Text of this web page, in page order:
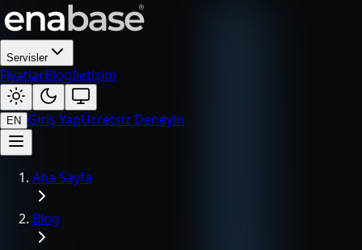
Servisler
FiyatlarBlogİletişim
EN Giriş YapÜcretsiz Deneyin
Ana Sayfa
Blog